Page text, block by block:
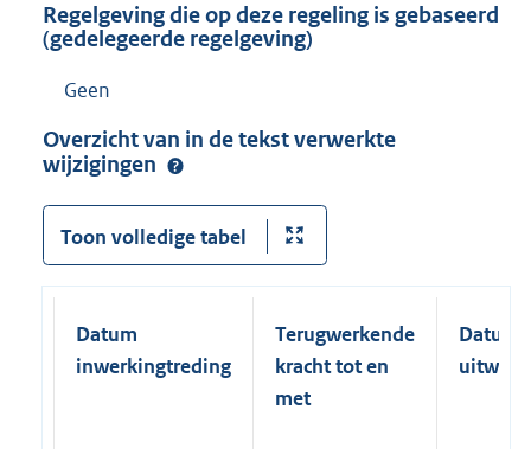
Regelgeving die op deze regeling is gebaseerd
(gedelegeerde regelgeving)
Geen
Overzicht van in de tekst verwerkte
wijzigingen
Toon volledige tabel
Datum
inwerkingtreding
Terugwerkende
kracht tot en
met
Datum